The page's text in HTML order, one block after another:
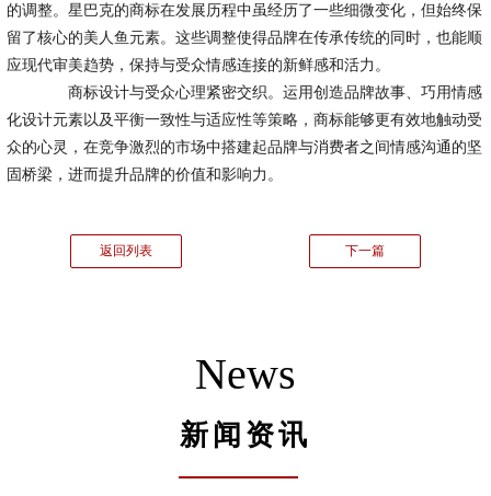
的调整。星巴克的商标在发展历程中虽经历了一些细微变化，但始终保
留了核心的美人鱼元素。这些调整使得品牌在传承传统的同时，也能顺
应现代审美趋势，保持与受众情感连接的新鲜感和活力。
商标设计与受众心理紧密交织。运用创造品牌故事、巧用情感
化设计元素以及平衡一致性与适应性等策略，商标能够更有效地触动受
众的心灵，在竞争激烈的市场中搭建起品牌与消费者之间情感沟通的坚
固桥梁，进而提升品牌的价值和影响力。
返回列表 下一篇
News
新闻资讯